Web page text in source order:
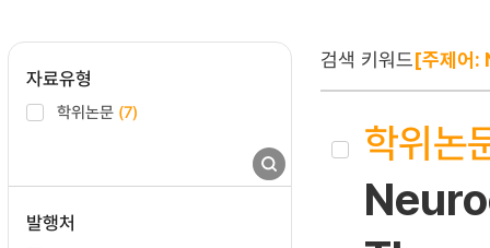
자료유형
학위논문 (7)
발행처
검색 키워드[주제
학위논